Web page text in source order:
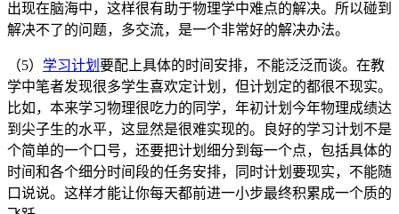
出现在脑海中，这样很有助于物理学中难点的解决。所以碰到
解决不了的问题，多交流，是一个非常好的解决办法。
（5） 学习计划 要配上具体的时间安排，不能泛泛而谈。在教
学中笔者发现很多学生喜欢定计划，但计划定的都很不现实。
比如，本来学习物理很吃力的同学，年初计划今年物理成绩达
到尖子生的水平，这显然是很难实现的。良好的学习计划不是
个简单的一个口号，还要把计划细分到每一个点，包括具体的
时间和各个细分时间段的任务安排，同时计划要现实，不能随
口说说。这样才能让你每天都前进一小步最终积累成一个质的